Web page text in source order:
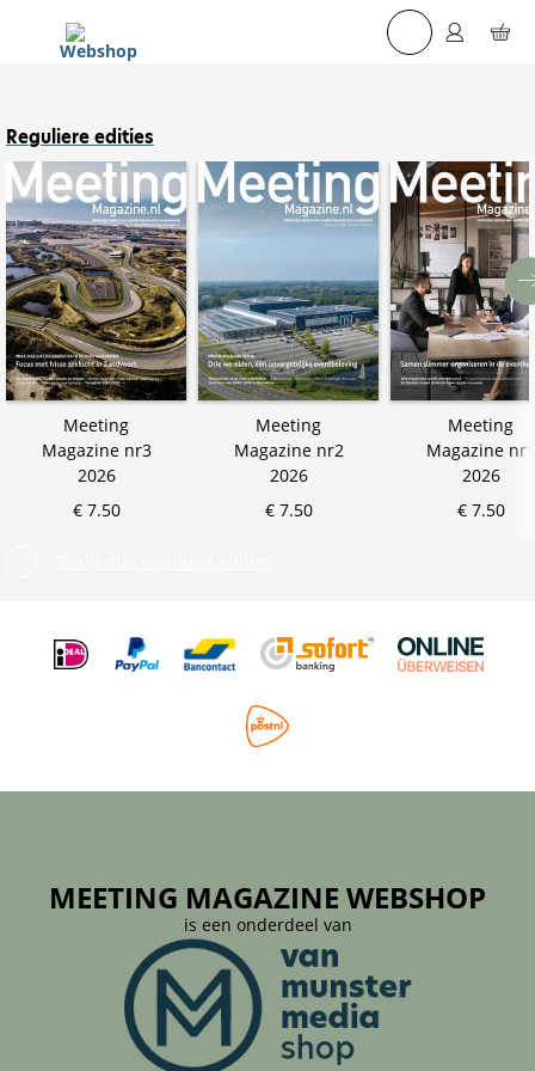
Reguliere edities
Meeting
Magazine nr3
2026
€ 7.50
Meeting
Magazine nr2
2026
€ 7.50
Meeting
Magazine nr1
2026
€ 7.50
MEETING MAGAZINE WEBSHOP
is een onderdeel van